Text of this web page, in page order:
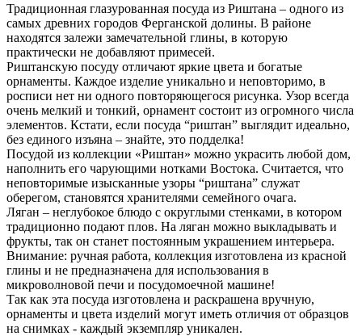
Традиционная глазурованная посуда из Риштана – одного из
самых древних городов Ферганской долины. В районе
находятся залежи замечательной глины, в которую
практически не добавляют примесей.
Риштанскую посуду отличают яркие цвета и богатые
орнаменты. Каждое изделие уникально и неповторимо, в
росписи нет ни одного повторяющегося рисунка. Узор всегда
очень мелкий и тонкий, орнамент состоит из огромного числа
элементов. Кстати, если посуда “риштан” выглядит идеально,
без единого изъяна – знайте, это подделка!
Посудой из коллекции «Риштан» можно украсить любой дом,
наполнить его чарующими нотками Востока. Считается, что
неповторимые изысканные узоры “риштана” служат
оберегом, становятся хранителями семейного очага.
Ляган – неглубокое блюдо с округлыми стенками, в котором
традиционно подают плов. На ляган можно выкладывать и
фрукты, так он станет постоянным украшением интерьера.
Внимание: ручная работа, коллекция изготовлена из красной
глины и не предназначена для использования в
микроволновой печи и посудомоечной машине!
Так как эта посуда изготовлена и раскрашена вручную,
орнаменты и цвета изделий могут иметь отличия от образцов
на снимках - каждый экземпляр уникален.